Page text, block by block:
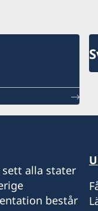
alla stater
består